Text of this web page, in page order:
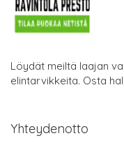
Löydät meiltä laajan
elintarvikkeita. Osta
Yhteydenotto